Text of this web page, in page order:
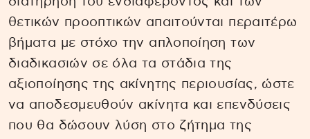
θετικών προοπτικών απαιτούνται περαιτέρω
βήματα με στόχο την απλοποίηση των
διαδικασιών σε όλα τα στάδια της
αξιοποίησης της ακίνητης περιουσίας, ώστε
να αποδεσμευθούν ακίνητα και επενδύσεις
που θα δώσουν λύση στο ζήτημα της